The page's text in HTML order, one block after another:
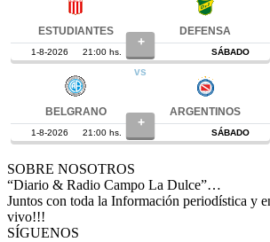
SOBRE NOSOTROS
“Diario & Radio Campo La Dulce”…
Juntos con toda la Información periodística y
vivo!!!
SÍGUENOS